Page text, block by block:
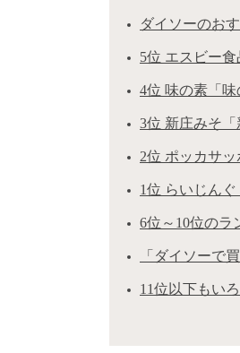
ダイソーのお
5位 エスビー食
4位 味の素「味
3位 新庄みそ「
2位 ポッカサ
1位 らいじんぐ
6位～10位のラ
「ダイソーで
11位以下もい